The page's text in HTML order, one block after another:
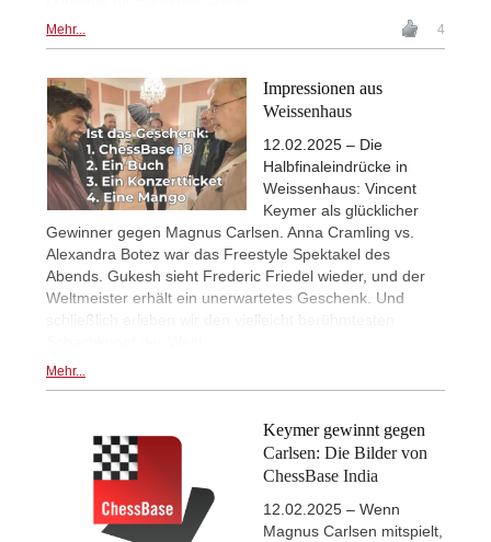
Mehr... 4
Impressionen aus
Weissenhaus
12.02.2025 – Die
Halbfinaleindrücke in
Weissenhaus: Vincent
Keymer als glücklicher
Gewinner gegen Magnus Carlsen. Anna Cramling vs.
Alexandra Botez war das Freestyle Spektakel des
Abends. Gukesh sieht Frederic Friedel wieder, und der
Weltmeister erhält ein unerwartetes Geschenk. Und
schließlich erleben wir den vielleicht berühmtesten
Mehr...
Keymer gewinnt gegen
Carlsen: Die Bilder von
ChessBase India
12.02.2025 – Wenn
Magnus Carlsen mitspielt,